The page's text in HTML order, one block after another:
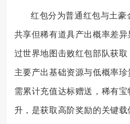
红包分为普通红包与土豪
共享但稀有道具产出概率差
过世界地图击败红包部队获取
主要产出基础资源与低概率
需累计充值达标赠送，稀有
升，是获取高阶奖励的关键